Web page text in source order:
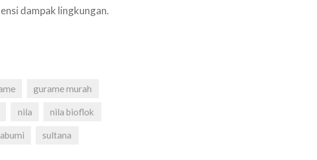
dampak lingkungan.
gurame murah
nila nila bioflok
sultana